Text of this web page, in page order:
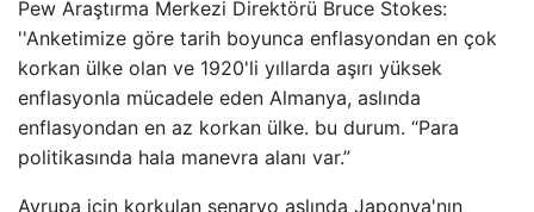
Pew Araştırma Merkezi Direktörü Bruce Stokes:
''Anketimize göre tarih boyunca enflasyondan en çok
korkan ülke olan ve 1920'li yıllarda aşırı yüksek
enflasyonla mücadele eden Almanya, aslında
enflasyondan en az korkan ülke. bu durum. “Para
politikasında hala manevra alanı var.”
Avrupa için korkulan senaryo aslında Japonya'nın